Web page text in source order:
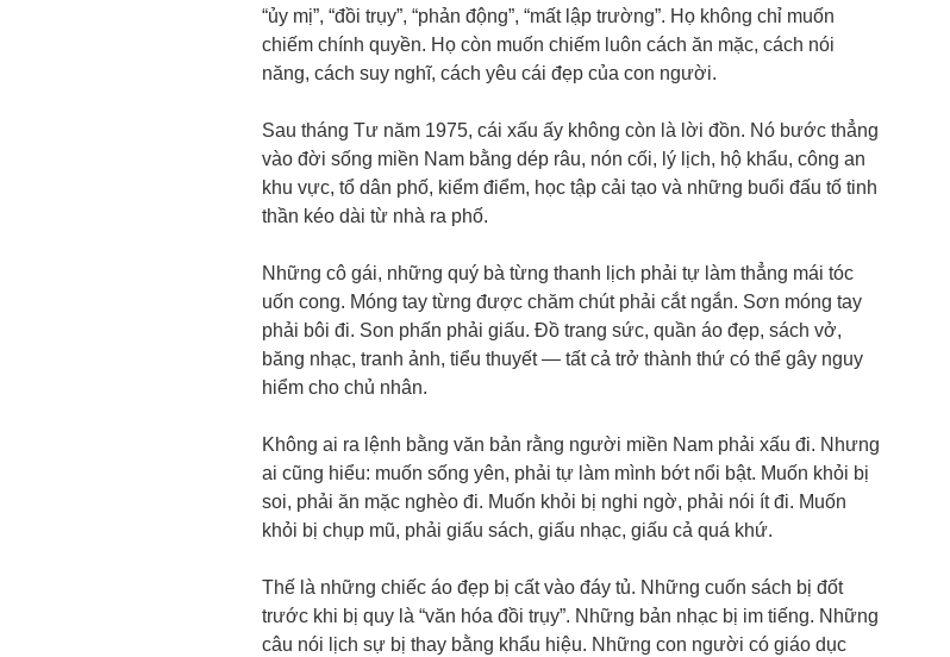
“ủy mị”, “đồi trụy”, “phản động”, “mất lập trường”. Họ không chỉ muốn
chiếm chính quyền. Họ còn muốn chiếm luôn cách ăn mặc, cách nói
năng, cách suy nghĩ, cách yêu cái đẹp của con người.
Sau tháng Tư năm 1975, cái xấu ấy không còn là lời đồn. Nó bước thẳng
vào đời sống miền Nam bằng dép râu, nón cối, lý lịch, hộ khẩu, công an
khu vực, tổ dân phố, kiểm điểm, học tập cải tạo và những buổi đấu tố tinh
thần kéo dài từ nhà ra phố.
Những cô gái, những quý bà từng thanh lịch phải tự làm thẳng mái tóc
uốn cong. Móng tay từng được chăm chút phải cắt ngắn. Sơn móng tay
phải bôi đi. Son phấn phải giấu. Đồ trang sức, quần áo đẹp, sách vở,
băng nhạc, tranh ảnh, tiểu thuyết — tất cả trở thành thứ có thể gây nguy
hiểm cho chủ nhân.
Không ai ra lệnh bằng văn bản rằng người miền Nam phải xấu đi. Nhưng
ai cũng hiểu: muốn sống yên, phải tự làm mình bớt nổi bật. Muốn khỏi bị
soi, phải ăn mặc nghèo đi. Muốn khỏi bị nghi ngờ, phải nói ít đi. Muốn
khỏi bị chụp mũ, phải giấu sách, giấu nhạc, giấu cả quá khứ.
Thế là những chiếc áo đẹp bị cất vào đáy tủ. Những cuốn sách bị đốt
trước khi bị quy là “văn hóa đồi trụy”. Những bản nhạc bị im tiếng. Những
câu nói lịch sự bị thay bằng khẩu hiệu. Những con người có giáo dục